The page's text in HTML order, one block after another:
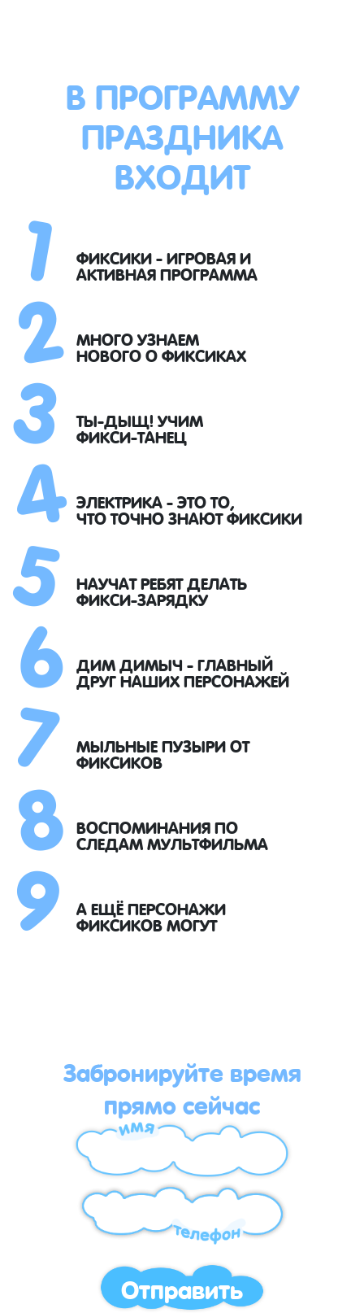
В ПРОГРАММУ
ПРАЗДНИКА
ВХОДИТ
ФИКСИКИ - ИГРОВАЯ И
АКТИВНАЯ ПРОГРАММА
МНОГО УЗНАЕМ
НОВОГО О ФИКСИКАХ
ТЫ-ДЫЩ! УЧИМ
ФИКСИ-ТАНЕЦ
ЭЛЕКТРИКА - ЭТО ТО,
ЧТО ТОЧНО ЗНАЮТ ФИКСИКИ
НАУЧАТ РЕБЯТ ДЕЛАТЬ
ФИКСИ-ЗАРЯДКУ
ДИМ ДИМЫЧ - ГЛАВНЫЙ
ДРУГ НАШИХ ПЕРСОНАЖЕЙ
МЫЛЬНЫЕ ПУЗЫРИ ОТ
ФИКСИКОВ
ВОСПОМИНАНИЯ ПО
СЛЕДАМ МУЛЬТФИЛЬМА
А ЕЩЁ ПЕРСОНАЖИ
ФИКСИКОВ МОГУТ
Забронируйте время
прямо сейчас
Отправить